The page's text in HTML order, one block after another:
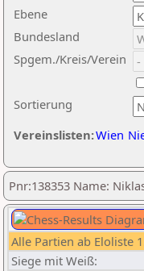
Ebene
Sortierung
Bundesland
Spgem./Kreis/Verein
Vereinslisten:Wien
Pnr:138353 Name:
Alle Partien ab Eloliste
Siege mit Weiß: